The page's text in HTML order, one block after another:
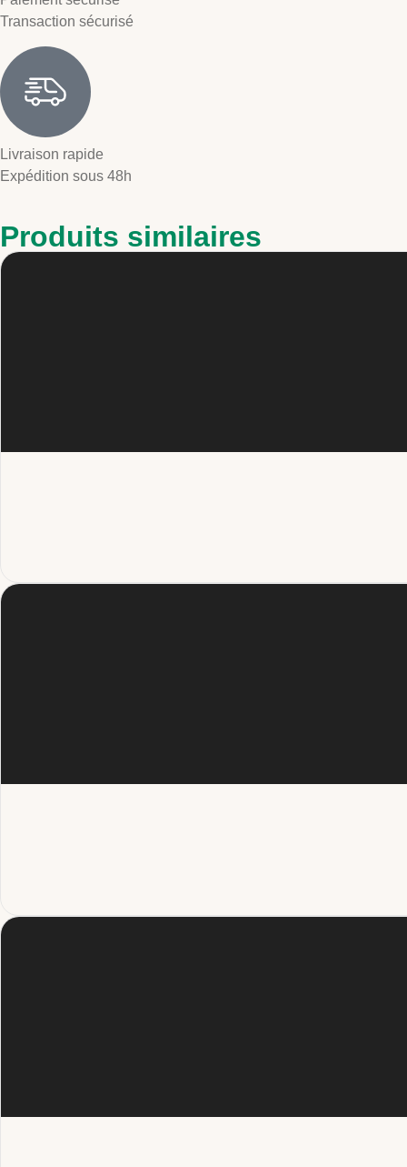
Transaction sécurisé
Livraison rapide
Expédition sous 48h
Produits similaires